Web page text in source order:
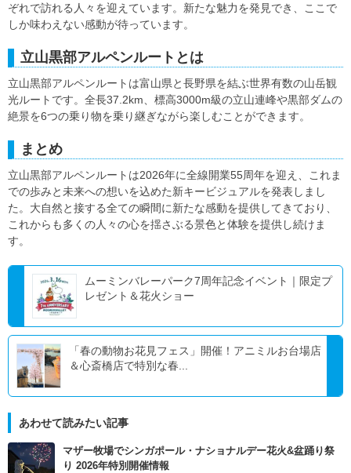
ぞれで訪れる人々を迎えています。新たな魅力を発見でき、ここで
しか味わえない感動が待っています。
立山黒部アルペンルートとは
立山黒部アルペンルートは富山県と長野県を結ぶ世界有数の山岳観
光ルートです。全長37.2km、標高3000m級の立山連峰や黒部ダムの
絶景を6つの乗り物を乗り継ぎながら楽しむことができます。
まとめ
立山黒部アルペンルートは2026年に全線開業55周年を迎え、これま
での歩みと未来への想いを込めた新キービジュアルを発表しまし
た。大自然と接する全ての瞬間に新たな感動を提供してきており、
これからも多くの人々の心を揺さぶる景色と体験を提供し続けま
す。
ムーミンバレーパーク7周年記念イベント｜限定プ
レゼント＆花火ショー
「春の動物お花見フェス」開催！アニミルお台場店
＆心斎橋店で特別な春...
あわせて読みたい記事
マザー牧場でシンガポール・ナショナルデー花火&盆踊り祭
り 2026年特別開催情報